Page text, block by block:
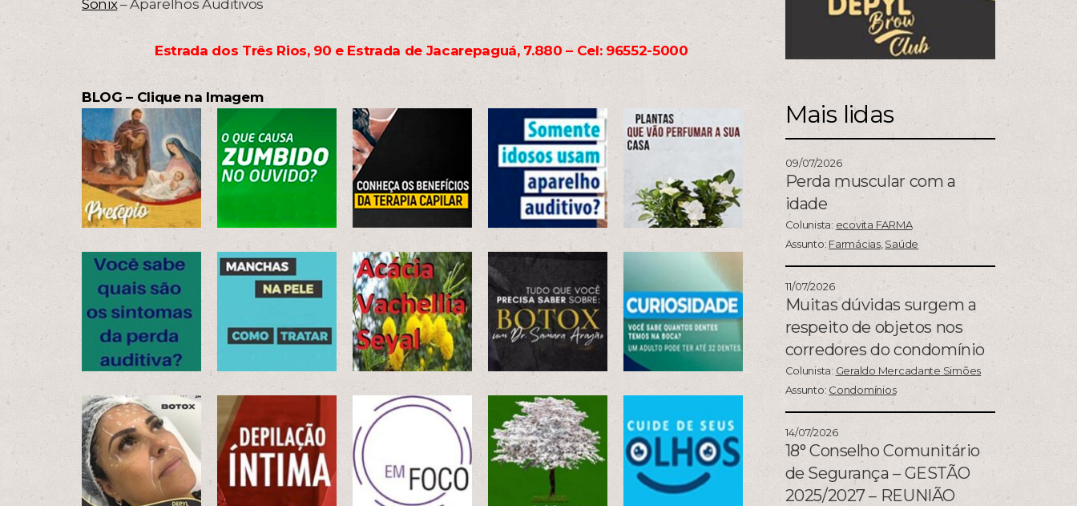
Sonix– Aparelhos Auditivos
Estrada dos Três Rios, 90 e Estrada de Jacarepaguá, 7.880 – Cel: 96552-5000
BLOG – Clique na Imagem
Mais lidas
09/07/2026
Perda muscular com a
idade
Colunista: ecovita FARMA
Assunto: Farmácias, Saúde
11/07/2026
Muitas dúvidas surgem a
respeito de objetos nos
corredores do condomínio
Colunista: Geraldo Mercadante Simões
Assunto: Condomínios
14/07/2026
18° Conselho Comunitário
de Segurança – GESTÃO
2025/2027 – REUNIÃO